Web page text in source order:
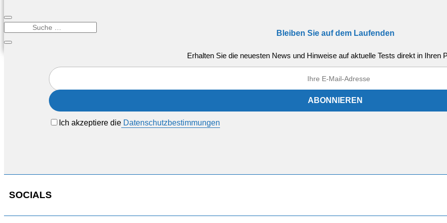
Bleiben Sie auf dem Laufenden
Erhalten Sie die neuesten News und Hinweise auf aktuelle Tests direkt in Ihren
Ich akzeptiere die Datenschutzbestimmungen
SOCIALS